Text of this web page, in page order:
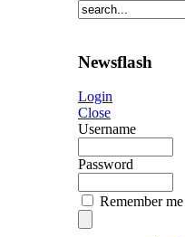
Newsflash
Login
Close
Username
Password
Remember me